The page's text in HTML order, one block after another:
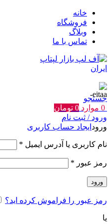
خانه
فروشگاه
وبلاگ
تماس با ما
جستجو
0 موارد 0 تومان
ورود / ثبت نام
ورود ایجاد حساب کاربری
نام کاربری یا آدرس ایمیل *
رمز عبور *
ورود
رمز عبور را فراموش کرده اید؟
یا